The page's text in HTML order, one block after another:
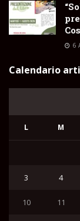
6
Calendario
L M
3 4
10 11